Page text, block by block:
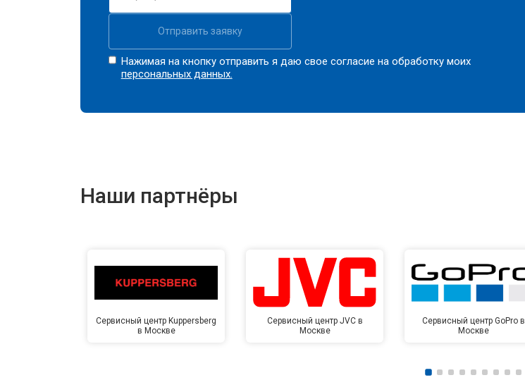
Отправить заявку
Нажимая на кнопку отправить я даю свое согласие на обработку моих
персональных данных.
Наши партнёры
Сервисный центр Kuppersberg
в Москве
Сервисный центр JVC в
Москве
Сервисный центр GoPro в
Москве